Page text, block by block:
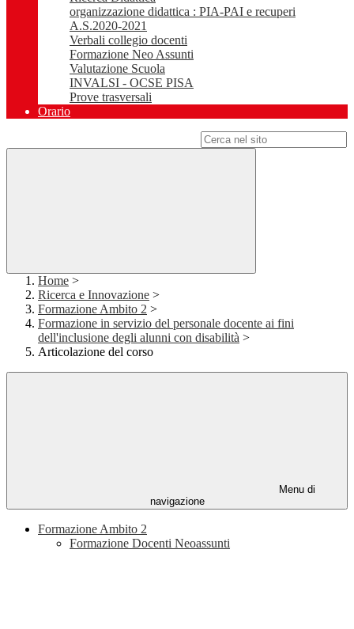
organizzazione didattica : PIA-PAI e recuperi
A.S.2020-2021
Verbali collegio docenti
Formazione Neo Assunti
Valutazione Scuola
INVALSI - OCSE PISA
Prove trasversali
Orario
Home >
Ricerca e Innovazione >
Formazione Ambito 2 >
Formazione in servizio del personale docente ai fini
dell'inclusione degli alunni con disabilità >
Articolazione del corso
Menu di
navigazione
Formazione Ambito 2
Formazione Docenti Neoassunti